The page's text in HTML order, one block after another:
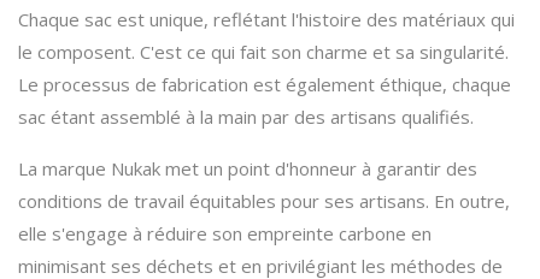
Chaque sac est unique, reflétant l'histoire des matériaux qui
le composent. C'est ce qui fait son charme et sa singularité.
Le processus de fabrication est également éthique, chaque
sac étant assemblé à la main par des artisans qualifiés.
La marque Nukak met un point d'honneur à garantir des
conditions de travail équitables pour ses artisans. En outre,
elle s'engage à réduire son empreinte carbone en
minimisant ses déchets et en privilégiant les méthodes de